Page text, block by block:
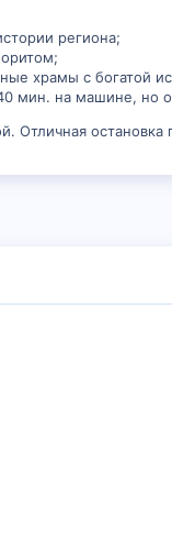
региона;
храмы с богатой
мин. на машине, но
Отличная